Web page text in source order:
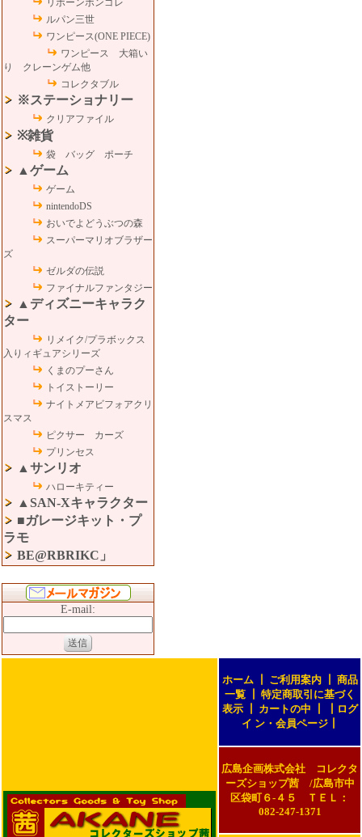
リボーンボンゴレ
ルパン三世
ワンピース(ONE PIECE)
ワンピース 大箱い
り クレーンゲム他
コレクタブル
※ステーショナリー
クリアファイル
※雑貨
袋 バッグ ポーチ
▲ゲーム
ゲーム
nintendoDS
おいでよどうぶつの森
スーパーマリオブラザー
ズ
ゼルダの伝説
ファイナルファンタジー
▲ディズニーキャラク
ター
リメイク/プラボックス
入りィギュアシリーズ
くまのプーさん
トイストーリー
ナイトメアビフォアクリ
スマス
ピクサー カーズ
プリンセス
▲サンリオ
ハローキティー
▲SAN-Xキャラクター
■ガレージキット・プ
ラモ
BE@RBRIKC」
E-mail:
ホーム┃ ご利用案内┃ 商品
一覧┃ 特定商取引に基づく
表示┃ カートの中
ログ
イ ン・会員ページ┃
広島企画株式会社 コレクタ
ーズショップ茜 /広島市中
区袋町６-４５ ＴＥＬ：
082-247-1371